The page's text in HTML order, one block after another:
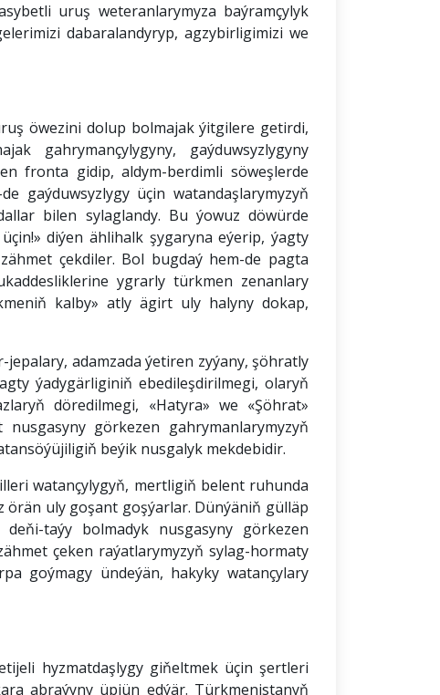
uruş weteranlarymyza baýramçylyk
dabaralandyryp, agzybirligimizi we
öwezini dolup bolmajak ýitgilere getirdi,
gahrymançylygyny, gaýduwsyzlygyny
fronta gidip, aldym-berdimli söweşlerde
gaýduwsyzlygy üçin watandaşlarymyzyň
bilen sylaglandy. Bu ýowuz döwürde
diýen ählihalk şygaryna eýerip, ýagty
çekdiler. Bol bugdaý hem-de pagta
ygrarly türkmen zenanlary
kalby» atly ägirt uly halyny dokap,
adamzada ýetiren zyýany, şöhratly
ýadygärliginiň ebedileşdirilmegi, olaryň
döredilmegi, «Hatyra» we «Şöhrat»
görkezen gahrymanlarymyzyň
beýik nusgalyk mekdebidir.
watançylygyň, mertligiň belent ruhunda
uly goşant goşýarlar. Dünýäniň gülläp
taýy bolmadyk nusgasyny görkezen
çeken raýatlarymyzyň sylag-hormaty
goýmagy ündeýän, hakyky watançylary
hyzmatdaşlygy giňeltmek üçin şertleri
abraýyny üpjün edýär. Türkmenistanyň